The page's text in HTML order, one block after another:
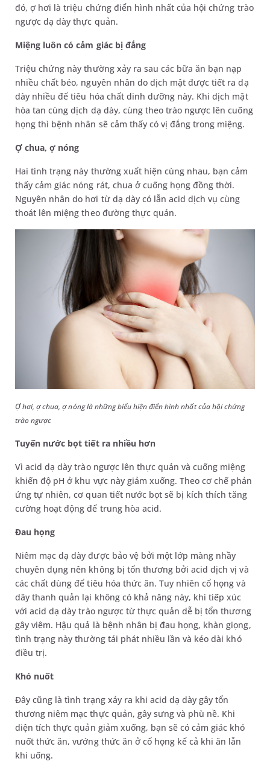
đó, ợ hơi là triệu chứng điển hình nhất của hội chứng trào
ngược dạ dày thực quản.
Miệng luôn có cảm giác bị đắng
Triệu chứng này thường xảy ra sau các bữa ăn bạn nạp
nhiều chất béo, nguyên nhân do dịch mật được tiết ra dạ
dày nhiều để tiêu hóa chất dinh dưỡng này. Khi dịch mật
hòa tan cùng dịch dạ dày, cùng theo trào ngược lên cuống
họng thì bệnh nhân sẽ cảm thấy có vị đắng trong miệng.
Ợ chua, ợ nóng
Hai tình trạng này thường xuất hiện cùng nhau, bạn cảm
thấy cảm giác nóng rát, chua ở cuống họng đồng thời.
Nguyên nhân do hơi từ dạ dày có lẫn acid dịch vụ cùng
thoát lên miệng theo đường thực quản.
Ợ hơi, ợ chua, ợ nóng là những biểu hiện điển hình nhất của hội chứng
trào ngược
Tuyến nước bọt tiết ra nhiều hơn
Vì acid dạ dày trào ngược lên thực quản và cuống miệng
khiến độ pH ở khu vực này giảm xuống. Theo cơ chế phản
ứng tự nhiên, cơ quan tiết nước bọt sẽ bị kích thích tăng
cường hoạt động để trung hòa acid.
Đau họng
Niêm mạc dạ dày được bảo vệ bởi một lớp màng nhầy
chuyên dụng nên không bị tổn thương bởi acid dịch vị và
các chất dùng để tiêu hóa thức ăn. Tuy nhiên cổ họng và
dây thanh quản lại không có khả năng này, khi tiếp xúc
với acid dạ dày trào ngược từ thực quản dễ bị tổn thương
gây viêm. Hậu quả là bệnh nhân bị đau họng, khàn giọng,
tình trạng này thường tái phát nhiều lần và kéo dài khó
điều trị.
Khó nuốt
Đây cũng là tình trạng xảy ra khi acid dạ dày gây tổn
thương niêm mạc thực quản, gây sưng và phù nề. Khi
diện tích thực quản giảm xuống, bạn sẽ có cảm giác khó
nuốt thức ăn, vướng thức ăn ở cổ họng kể cả khi ăn lẫn
khi uống.